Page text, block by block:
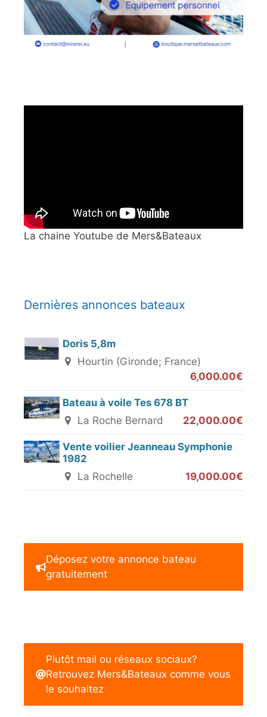
La chaine Youtube de Mers&Bateaux
Dernières annonces bateaux
Doris 5,8m
Hourtin (Gironde; France)
6,000.00€
Bateau à voile Tes 678 BT
La Roche Bernard
22,000.00€
Vente voilier Jeanneau Symphonie
1982
La Rochelle
19,000.00€
Déposez votre annonce bateau
gratuitement
Plutôt mail ou réseaux sociaux?
Retrouvez Mers&Bateaux comme vous
le souhaitez